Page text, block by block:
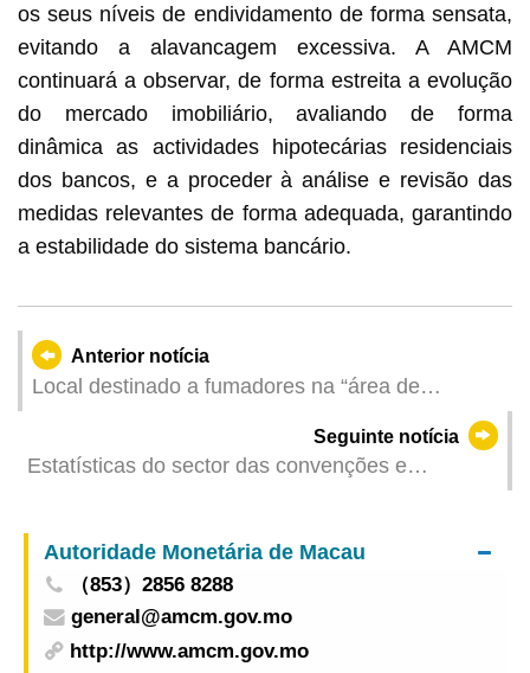
os seus níveis de endividamento de forma sensata,
evitando a alavancagem excessiva. A AMCM
continuará a observar, de forma estreita a evolução
do mercado imobiliário, avaliando de forma
dinâmica as actividades hipotecárias residenciais
dos bancos, e a proceder à análise e revisão das
medidas relevantes de forma adequada, garantindo
a estabilidade do sistema bancário.
Anterior notícia
Local destinado a fumadores na “área de
d’Assumpção passará a funcionar, a título
experimental, como “cabine de fumar” a partir de
Seguinte notícia
Estatísticas do sector das convenções e
2026
Autoridade Monetária de Macau
（853）2856 8288
general@amcm.gov.mo
http://www.amcm.gov.mo